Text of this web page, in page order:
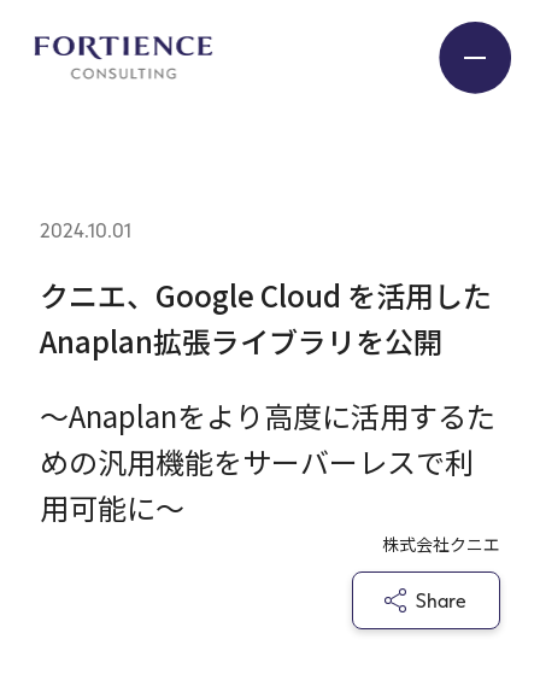
Service
Insight
Expert
Company
クニエ、Google Cloud を活用した
Anaplan拡張ライブラリを公開
～Anaplanをより高度に活用するた
めの汎用機能をサーバーレスで利
用可能に～
2024.10.01
株式会社クニエ
Share